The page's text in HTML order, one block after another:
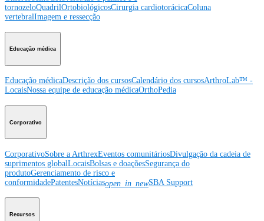
tornozeloQuadrilOrtobiológicosCirurgia cardiotorácicaColuna
vertebralImagem e ressecção
Educação médica
Educação médicaDescrição dos cursosCalendário dos cursosArthroLab™ -
LocaisNossa equipe de educação médicaOrthoPedia
Corporativo
CorporativoSobre a ArthrexEventos comunitáriosDivulgação da cadeia de
suprimentos globalLocaisBolsas e doaçõesSegurança do
produtoGerenciamento de risco e
conformidadePatentesNotíciasopen_in_newSBA Support
Recursos